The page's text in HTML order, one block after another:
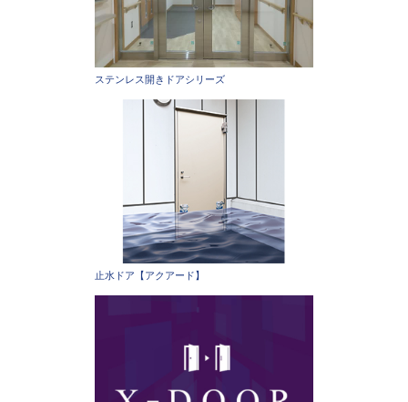
ステンレス開きドアシリーズ
止水ドア【アクアード】